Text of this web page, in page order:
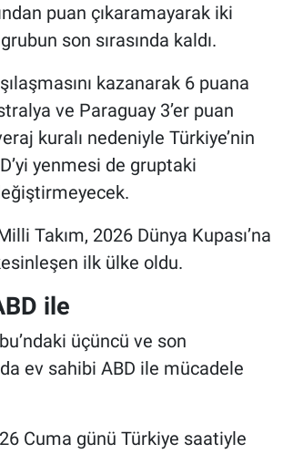
puan çıkaramayarak iki
son sırasında kaldı.
kazanarak 6 puana
ve Paraguay 3’er puan
kuralı nedeniyle Türkiye’nin
yenmesi de gruptaki
Takım, 2026 Dünya Kupası’na
ilk ülke oldu.
ile
üçüncü ve son
ev sahibi ABD ile mücadele
Cuma günü Türkiye saatiyle